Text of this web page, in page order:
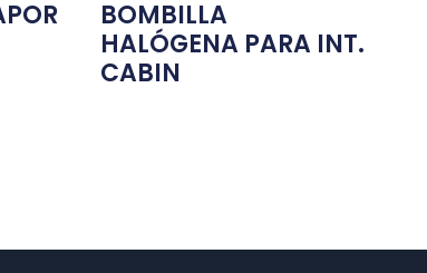
BOMBILLA
HALÓGENA PARA INT.
CABIN